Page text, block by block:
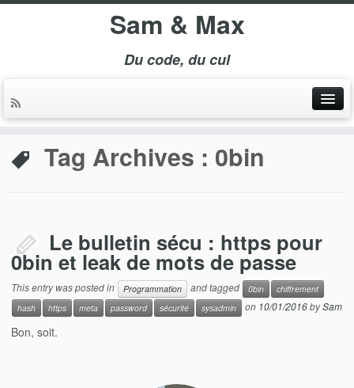
Sam & Max
Du code, du cul
Tag Archives : 0bin
Le bulletin sécu : https pour
0bin et leak de mots de passe
This entry was posted in Programmation and tagged 0bin
chiffrement
hash
https meta password sécurité sysadmin on 10/01/2016bySam
Bon, soit.